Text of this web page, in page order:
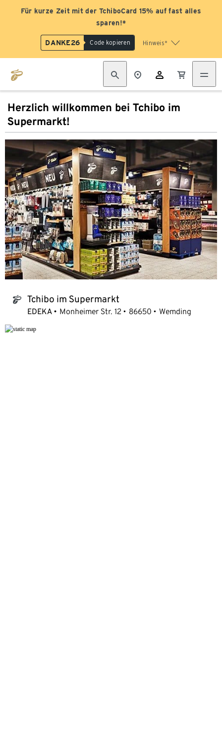
Für kurze Zeit mit der TchiboCard 15% auf fast alles
sparen!*
DANKE26 Code kopieren Hinweis*
Herzlich willkommen bei Tchibo im
Supermarkt!
tchibo_logo Tchibo im Supermarkt
EDEKA Monheimer Str. 12 86650 Wemding